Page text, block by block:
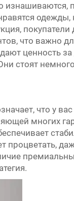
изнашиваются,
одежды,
что важно
ценность
стоят
что у
многих
процветать,